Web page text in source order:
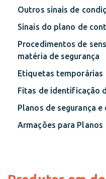
Outros sinais de
Sinais do plano de
Procedimentos de
matéria de segurança
Etiquetas temporárias
Fitas de identificação
Planos de segurança
Armações para Planos